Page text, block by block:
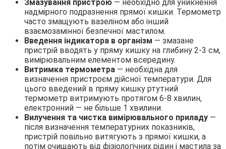
Змазування пристрою — необхідно для уникнення
надмірного подразнення прямої кишки. Термометр
часто змащують вазеліном або інший
взаємозамінної безпечної мастилом.
Введення індикатора в організм — змазане
пристрій вводять у пряму кишку на глибину 2-3 см,
вимірювальним елементом всередину.
Витримка термометра — необхідна для
визначення пристроєм дійсної температури. Для
цього введений в пряму кишку ртутний
термометр витримують протягом 6-8 хвилин,
електронний — не більше 1 хвилини.
Вилучення та чистка вимірювального приладу —
після визначення температурних показників,
пристрій повільно витягують з прямої кишки, а
потім очищають від фізіологічних рідин і мастила за